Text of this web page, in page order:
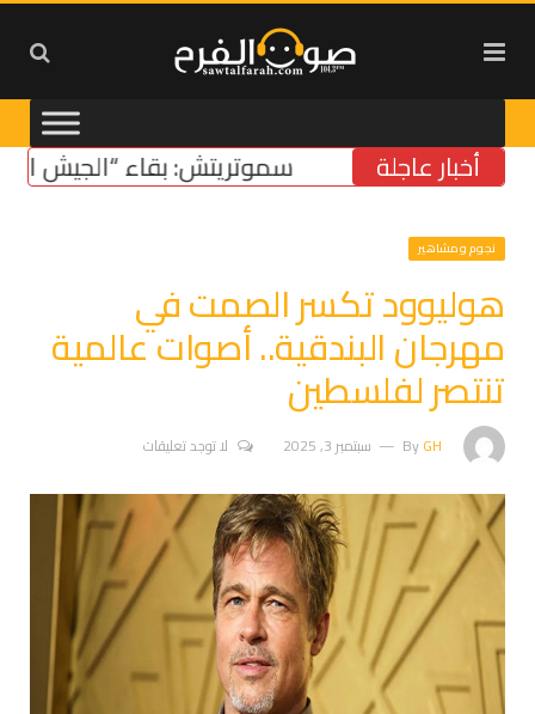
أخبار عاجلة سموتريتش: بقاء “الجيش
نجوم ومشاهير
هوليوود تكسر الصمت في
مهرجان البندقية.. أصوات عالمية
تنتصر لفلسطين
ByGH سبتمبر 3, 2025 لا توجد تعليقات